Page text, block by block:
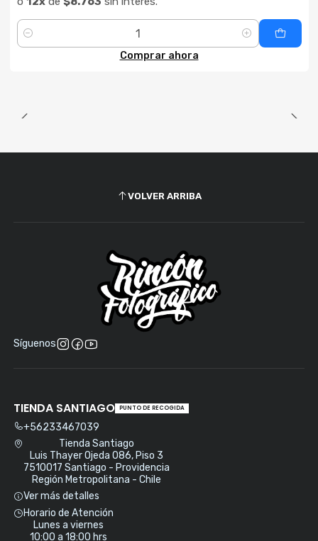
Cantidad
Comprar ahora
VOLVER ARRIBA
Síguenos
TIENDA SANTIAGO PUNTO DE RECOGIDA
+56233467039
Tienda Santiago
Luis Thayer Ojeda 086, Piso 3
7510017 Santiago - Providencia
Región Metropolitana - Chile
Ver más detalles
Horario de Atención
Lunes a viernes
10:00 a 18:00 hrs